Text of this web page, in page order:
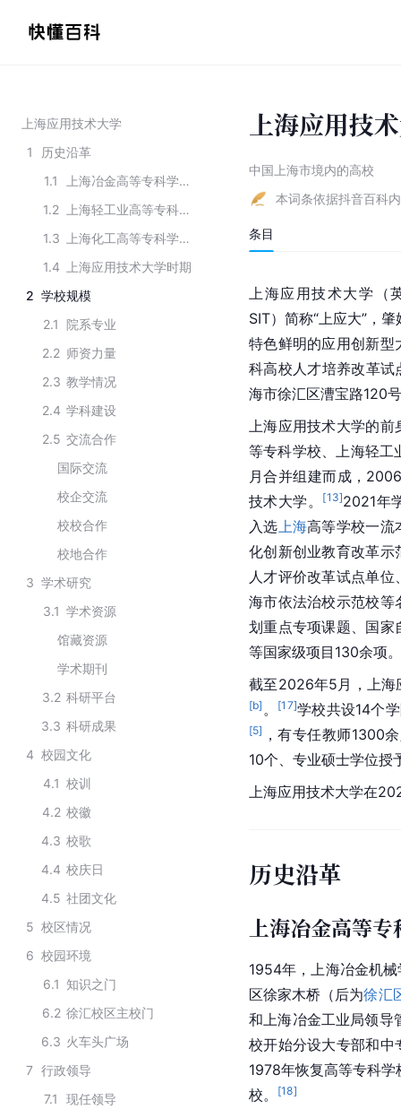
上海应用技术大学
1
历史沿革
1.1
上海冶金高等专科学校时期
1.2
上海轻工业高等专科学校时期
1.3
上海化工高等专科学校时期
1.4
上海应用技术大学时期
2 学校规模
2.1 院系专业
2.2 师资力量
2.3 教学情况
2.4 学科建设
2.5 交流合作
国际交流
校企交流
校校合作
校地合作
3 学术研究
3.1 学术资源
馆藏资源
学术期刊
3.2 科研平台
3.3 科研成果
4 校园文化
4.1 校训
4.2 校徽
4.3 校歌
4.4 校庆日
4.5 社团文化
5 校区情况
6 校园环境
6.1 知识之门
6.2 徐汇校区主校门
6.3 火车头广场
7 行政领导
7.1
现任领导
上海应用技
中国上海市境内的高校
本词条依据抖音百科
条目
上海应用技术大学（
SIT）简称“上应大”，
特色鲜明的应用创新型
科高校人才培养改革试
海市徐汇区漕宝路120
上海应用技术大学的
等专科学校、上海轻
月合并组建而成，
技术大学。
[13]2021年
入选 上海高等学校一流
化创新创业教育改革示
人才评价改革试点单
海市依法治校示范校等
划重点专项课题、国家
等国家级项目130余项。
截至2026年5月，上海
[b] 。 [17]学校共设14个
[5] ，有专任教师1300
10个、专业硕士学位授
上海应用技术大学在
历史沿革
上海冶金高等
1954年，上海冶金机
区徐家木桥（后为徐汇
和上海冶金工业局领导
校开始分设大专部和中
1978年恢复高等专科
校。
[18]